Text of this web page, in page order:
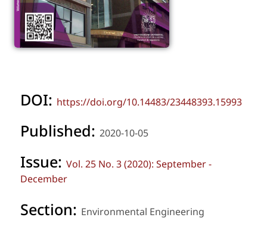
DOI: https://doi.org/10.14483/23448393.15993
Published: 2020-10-05
Issue: Vol. 25 No. 3 (2020): September -
December
Section: Environmental Engineering